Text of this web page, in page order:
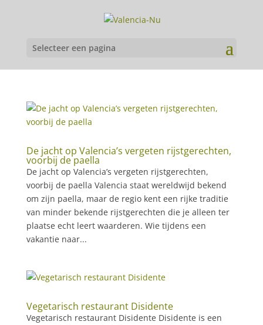
Selecteer een pagina
De jacht op Valencia’s vergeten rijstgerechten,
voorbij de paella
De jacht op Valencia’s vergeten rijstgerechten,
voorbij de paella Valencia staat wereldwijd bekend
om zijn paella, maar de regio kent een rijke traditie
van minder bekende rijstgerechten die je alleen ter
plaatse echt leert waarderen. Wie tijdens een
vakantie naar...
Vegetarisch restaurant Disidente
Vegetarisch restaurant Disidente Disidente is een